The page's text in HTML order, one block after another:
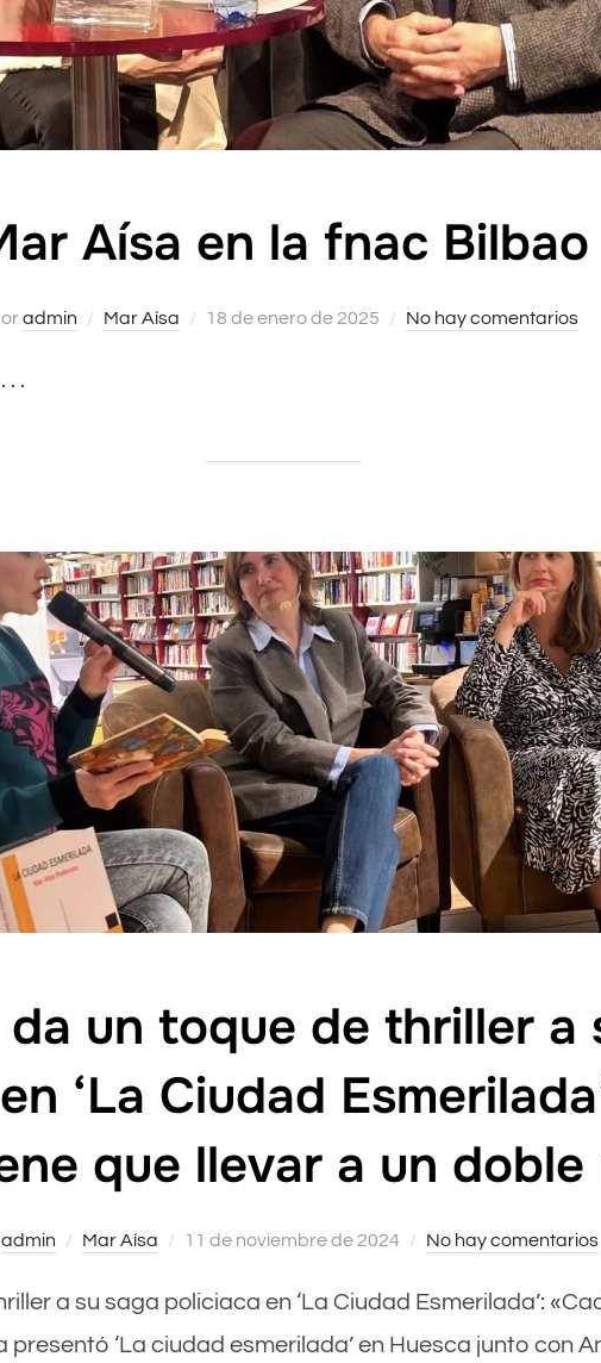
Aísa en la fnac Bilbao
admin Mar Aísa
Publicado
18 de enero de 2025 No hay comentarios
. .
da un toque de thriller a
‘La Ciudad
que llevar a un doble
admin Mar Aísa
Publicado
11 de noviembre de 2024 No hay comentarios
a su saga policiaca en ‘La Ciudad Esmerilada’:
presentó ‘La ciudad esmerilada’ en Huesca junto con